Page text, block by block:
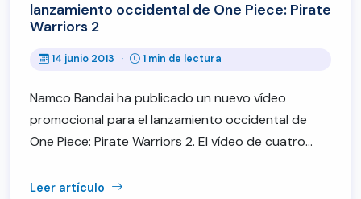
lanzamiento occidental de One Piece: Pirate
Warriors 2
14 junio 2013 · 1 min de lectura
Namco Bandai ha publicado un nuevo vídeo
promocional para el lanzamiento occidental de
One Piece: Pirate Warriors 2. El vídeo de cuatro…
Leer artículo